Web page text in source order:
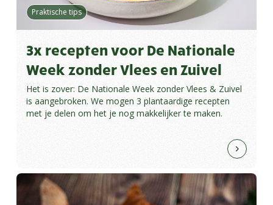
Praktische tips
3x recepten voor De Nationale
Week zonder Vlees en Zuivel
Het is zover: De Nationale Week zonder Vlees & Zuivel
is aangebroken. We mogen 3 plantaardige recepten
met je delen om het je nog makkelijker te maken.